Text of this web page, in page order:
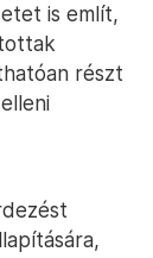
is említ,
részt